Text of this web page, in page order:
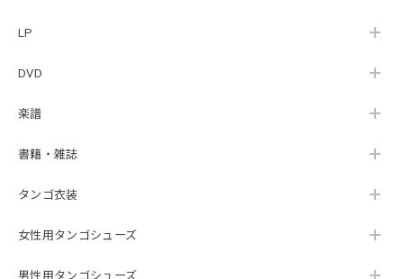
LP
DVD
楽譜
書籍・雑誌
タンゴ衣装
女性用タンゴシューズ
男性用タンゴシューズ